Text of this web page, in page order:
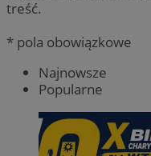
treść.
* pola obowiązkowe
Najnowsze
Popularne